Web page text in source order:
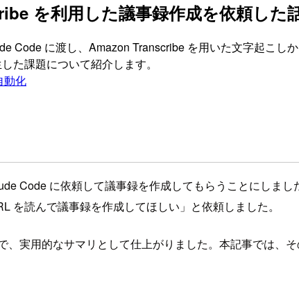
を利用した議事録作成を依頼した
Code に渡し、Amazon Transcribe を用いた文字起こし
た課題について紹介します。
動化
Code に依頼して議事録を作成してもらうことにしま
を読んで議事録を作成してほしい」と依頼しました。
実用的なサマリとして仕上がりました。本記事では、